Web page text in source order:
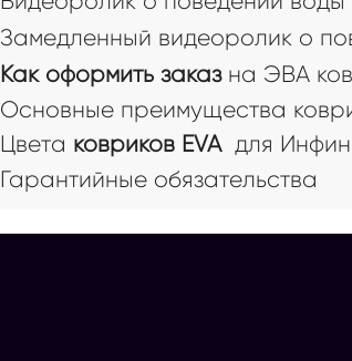
Замедленный видеоролик о
Как оформить заказна ЭВА
Основные преимущества
Цвета ковриков EVAдля
Гарантийные обязательства